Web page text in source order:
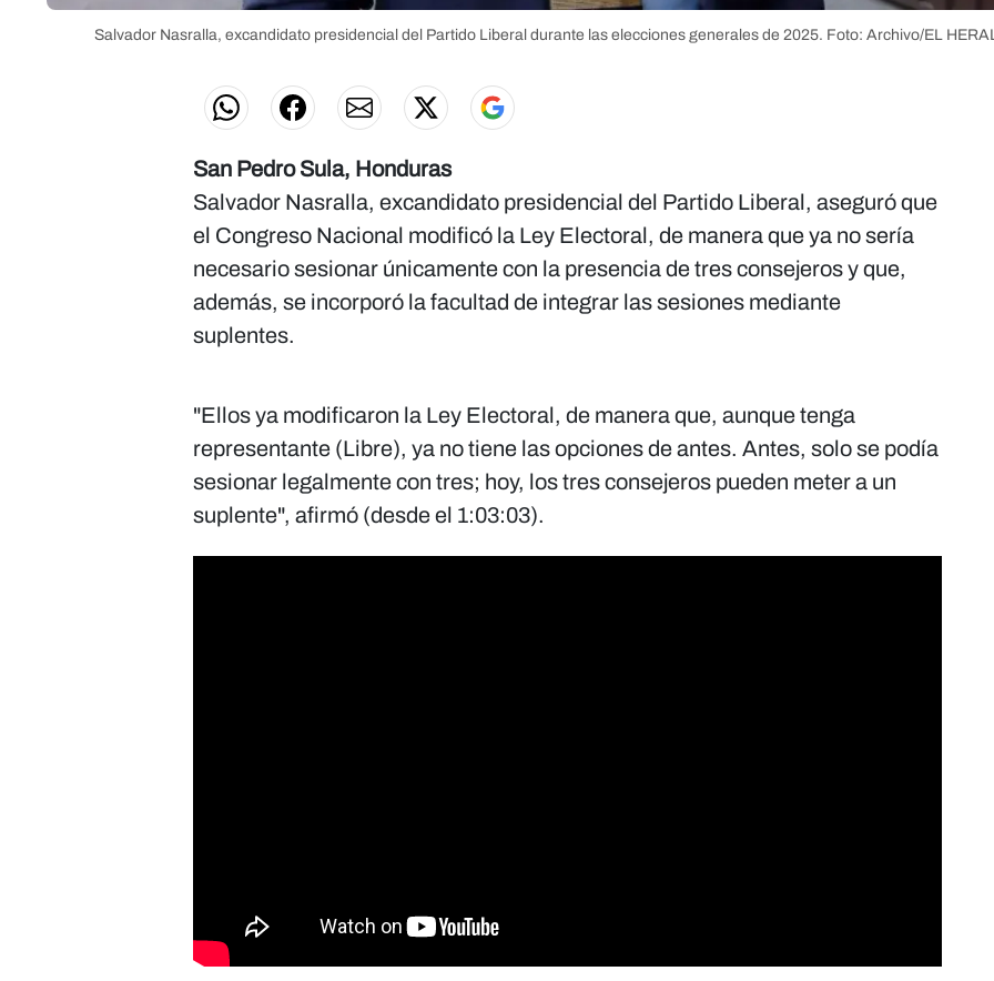
Salvador Nasralla, excandidato presidencial del Partido Liberal durante las elecciones generales de 2025. Foto: Archivo/EL
San Pedro Sula, Honduras
Salvador Nasralla, excandidato presidencial del Partido Liberal, aseguró que
el Congreso Nacional modificó la Ley Electoral, de manera que ya no sería
necesario sesionar únicamente con la presencia de tres consejeros y que,
además, se incorporó la facultad de integrar las sesiones mediante
suplentes.
"Ellos ya modificaron la Ley Electoral, de manera que, aunque tenga
representante (Libre), ya no tiene las opciones de antes. Antes, solo se podía
sesionar legalmente con tres; hoy, los tres consejeros pueden meter a un
suplente", afirmó (desde el 1:03:03).